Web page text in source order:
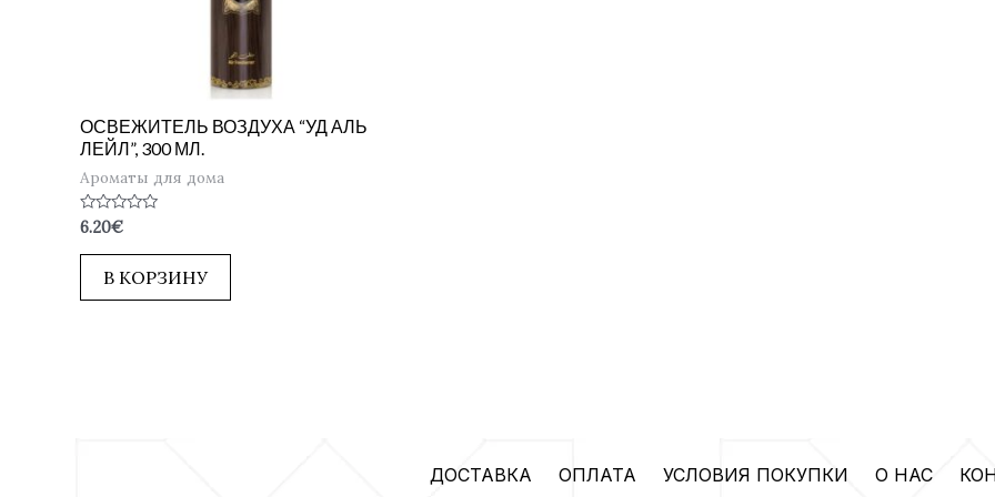
ОСВЕЖИТЕЛЬ ВОЗДУХА “УД АЛЬ
ЛЕЙЛ”, 300 МЛ.
Ароматы для дома
Оценка
0
из
6.20€
В КОРЗИНУ
ДОСТАВКА ОПЛАТА УСЛОВИЯ ПОКУПКИ О НАС